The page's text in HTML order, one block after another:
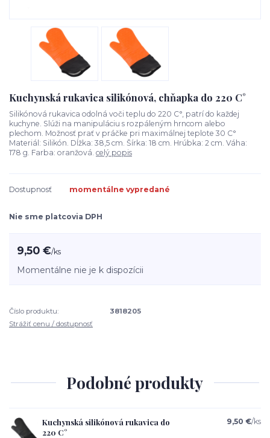
Kuchynská rukavica silikónová, chňapka do 220 C°
Silikónová rukavica odolná voči teplu do 220 C°, patrí do každej
kuchyne. Slúži na manipuláciu s rozpáleným hrncom alebo
plechom. Možnosť prať v práčke pri maximálnej teplote 30 C°
Materiál: Silikón. Dĺžka: 38,5 cm. Šírka: 18 cm. Hrúbka: 2 cm. Váha:
178 g. Farba: oranžová. celý popis
Dostupnosť momentálne vypredané
Nie sme platcovia DPH
9,50 €/ks
Momentálne nie je k dispozícii
Číslo produktu:
3818205
Strážiť cenu / dostupnosť
Podobné produkty
Kuchynská silikónová rukavica do
220 C°
9,50 €/ks